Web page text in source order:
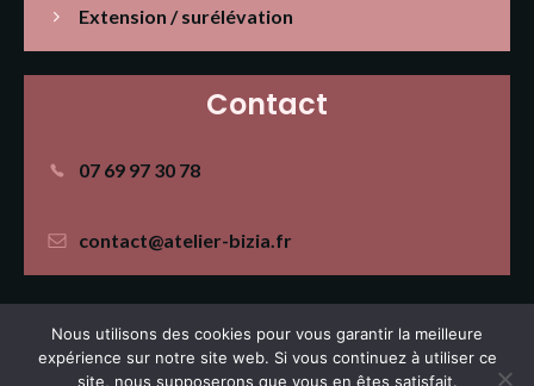
Extension / surélévation
Contact
07 69 97 30 78
contact@atelier-bizia.fr
Conditions Générales d'Utilisation |Mentions Légales |
Politique de cookies |Réalisation PX Studio
Nous utilisons des cookies pour vous garantir la meilleure
expérience sur notre site web. Si vous continuez à utiliser ce
site, nous supposerons que vous en êtes satisfait.